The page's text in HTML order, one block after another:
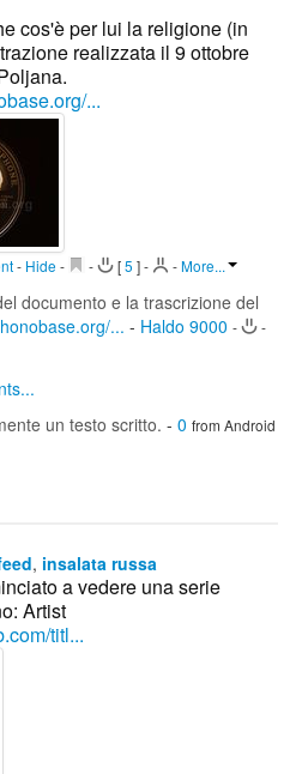
cos'è per lui la religione (in
realizzata il 9 ottobre
...
- Hide - - [5 ]- -More...
documento e la trascrizione del
... - Haldo 9000 - -
un testo scritto. - 0 from Android
, insalata russa
a vedere una serie
Artist
titl...